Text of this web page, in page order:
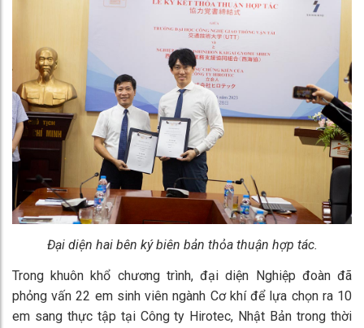
Đại diện hai bên ký biên bản thỏa thuận hợp tác.
Trong khuôn khổ chương trình, đại diện Nghiệp đoàn đã
phỏng vấn 22 em sinh viên ngành Cơ khí để lựa chọn ra 10
em sang thực tập tại Công ty Hirotec, Nhật Bản trong thời